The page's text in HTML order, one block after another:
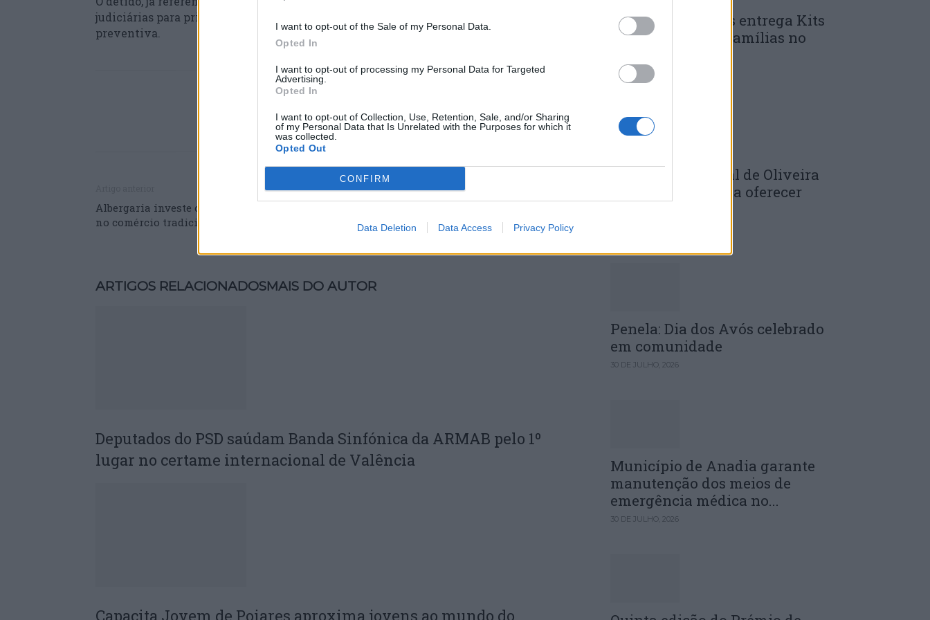
I want to opt-out of the Sale of my Personal Data.
Opted In
I want to opt-out of processing my Personal Data for Targeted
Advertising.
Opted In
I want to opt-out of Collection, Use, Retention, Sale, and/or Sharing
of my Personal Data that Is Unrelated with the Purposes for which it
was collected.
Opted Out
CONFIRM
Data Deletion Data Access Privacy Policy
judiciárias para primeiro interrogatório, ficando sujeito à medida de coação de prisão
preventiva.
Albergaria investe cerca de 740 mil euros
no comércio tradicional local
proibidos
ARTIGOS RELACIONADOSMAIS DO AUTOR
Deputados do PSD saúdam Banda Sinfónica da ARMAB pelo 1º
lugar no certame internacional de Valência
Capacita Jovem de Poiares aproxima jovens ao mundo do
Município de Góis entrega Kits
Comunitários às famílias no
30 DE JULHO, 2026
Câmara Municipal de Oliveira
do Hospital volta a oferecer
Penela: Dia dos Avós celebrado
em comunidade
30 DE JULHO, 2026
Município de Anadia garante
manutenção dos meios de
emergência médica no...
30 DE JULHO, 2026